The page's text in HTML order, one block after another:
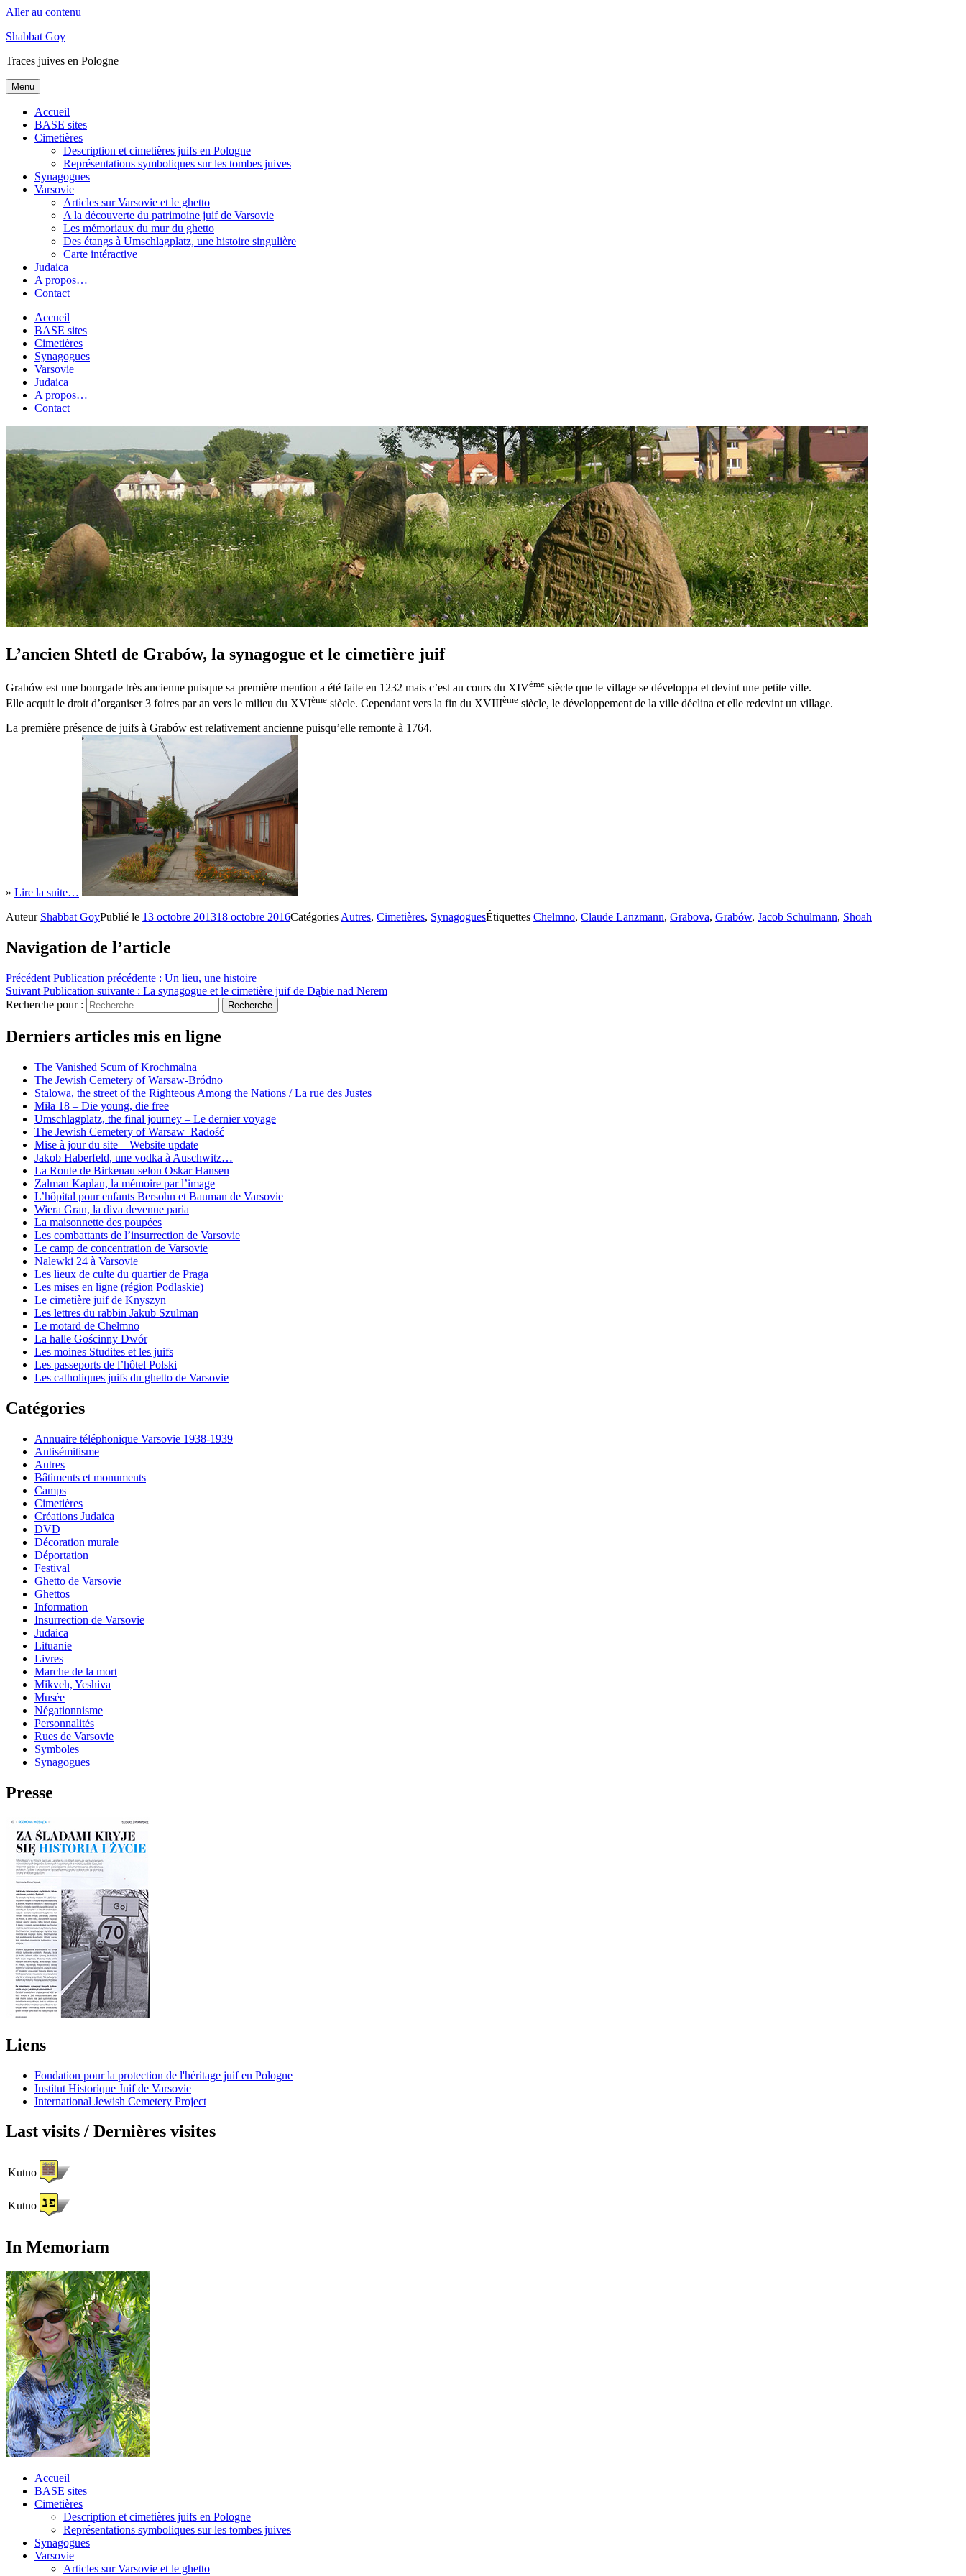
Aller au contenu
Shabbat Goy
Traces juives en Pologne
Menu
Accueil
BASE sites
Cimetières
Description et cimetières juifs en Pologne
Représentations symboliques sur les tombes juives
Synagogues
Varsovie
Articles sur Varsovie et le ghetto
A la découverte du patrimoine juif de Varsovie
Les mémoriaux du mur du ghetto
Des étangs à Umschlagplatz, une histoire singulière
Carte intéractive
Judaica
A propos…
Contact
Accueil
BASE sites
Cimetières
Synagogues
Varsovie
Judaica
A propos…
Contact
L’ancien Shtetl de Grabów, la synagogue et le cimetière juif
Grabów est une bourgade très ancienne puisque sa première mention a été faite en 1232 mais c’est au cours du XIVème siècle que le village se développa et devint une petite ville.
Elle acquit le droit d’organiser 3 foires par an vers le milieu du XVIème siècle. Cependant vers la fin du XVIIIème siècle, le développement de la ville déclina et elle redevint un village.
La première présence de juifs à Grabów est relativement ancienne puisqu’elle remonte à 1764.
» Lire la suite…
Auteur Shabbat GoyPublié le 13 octobre 201318 octobre 2016CatégoriesAutres, Cimetières, SynagoguesÉtiquettes Chelmno, Claude Lanzmann, Grabova, Grabów, Jacob Schulmann, Shoah
Navigation de l’article
Précédent Publication précédente : Un lieu, une histoire
Suivant Publication suivante : La synagogue et le cimetière juif de Dąbie nad Nerem
Recherche pour :
Recherche
Derniers articles mis en ligne
The Vanished Scum of Krochmalna
The Jewish Cemetery of Warsaw-Bródno
Stalowa, the street of the Righteous Among the Nations / La rue des Justes
Miła 18 – Die young, die free
Umschlagplatz, the final journey – Le dernier voyage
The Jewish Cemetery of Warsaw–Radość
Mise à jour du site – Website update
Jakob Haberfeld, une vodka à Auschwitz…
La Route de Birkenau selon Oskar Hansen
Zalman Kaplan, la mémoire par l’image
L’hôpital pour enfants Bersohn et Bauman de Varsovie
Wiera Gran, la diva devenue paria
La maisonnette des poupées
Les combattants de l’insurrection de Varsovie
Le camp de concentration de Varsovie
Nalewki 24 à Varsovie
Les lieux de culte du quartier de Praga
Les mises en ligne (région Podlaskie)
Le cimetière juif de Knyszyn
Les lettres du rabbin Jakub Szulman
Le motard de Chełmno
La halle Gościnny Dwór
Les moines Studites et les juifs
Les passeports de l’hôtel Polski
Les catholiques juifs du ghetto de Varsovie
Catégories
Annuaire téléphonique Varsovie 1938-1939
Antisémitisme
Autres
Bâtiments et monuments
Camps
Cimetières
Créations Judaica
DVD
Décoration murale
Déportation
Festival
Ghetto de Varsovie
Ghettos
Information
Insurrection de Varsovie
Judaica
Lituanie
Livres
Marche de la mort
Mikveh, Yeshiva
Musée
Négationnisme
Personnalités
Rues de Varsovie
Symboles
Synagogues
Presse
Liens
Fondation pour la protection de l'héritage juif en Pologne
Institut Historique Juif de Varsovie
International Jewish Cemetery Project
Last visits / Dernières visites
Kutno
Kutno
In Memoriam
Accueil
BASE sites
Cimetières
Description et cimetières juifs en Pologne
Représentations symboliques sur les tombes juives
Synagogues
Varsovie
Articles sur Varsovie et le ghetto